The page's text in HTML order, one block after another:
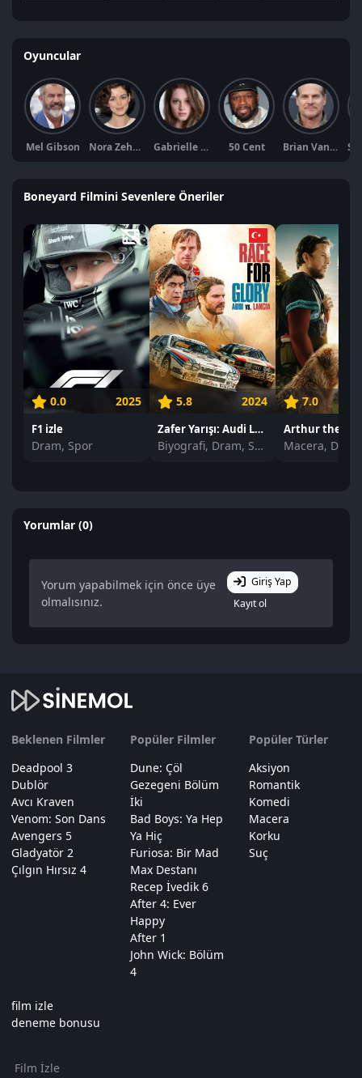
Oyuncular
Mel Gibson Nora Zehetner Gabrielle Haugh 50 Cent Brian Van Holt
Boneyard Filmini Sevenlere Öneriler
0.0 2025
F1 izle
Dram, Spor
5.8 2024
Zafer Yarışı: Audi Lancia'ya Karşı izle
Biyografi, Dram, Spor
7.0
Arthur the
Macera,
Yorumlar (0)
Yorum yapabilmek için önce üye
olmalısınız.
Giriş Yap
Kayıt ol
Beklenen Filmler
Deadpool 3
Dublör
Avcı Kraven
Venom: Son Dans
Avengers 5
Gladyatör 2
Çılgın Hırsız 4
Popüler Filmler
Dune: Çöl
Gezegeni Bölüm
İki
Bad Boys: Ya Hep
Ya Hiç
Furiosa: Bir Mad
Max Destanı
Recep İvedik 6
After 4: Ever
Happy
After 1
John Wick: Bölüm
4
Popüler Türler
Aksiyon
Romantik
Komedi
Macera
Korku
Suç
film izle
deneme bonusu
Film İzle